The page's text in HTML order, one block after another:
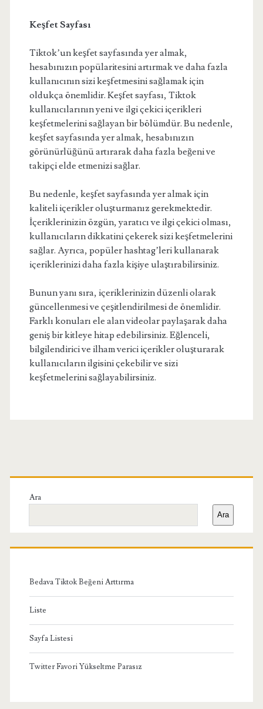
Keşfet Sayfası
Tiktok’un keşfet sayfasında yer almak,
hesabınızın popülaritesini artırmak ve daha fazla
kullanıcının sizi keşfetmesini sağlamak için
oldukça önemlidir. Keşfet sayfası, Tiktok
kullanıcılarının yeni ve ilgi çekici içerikleri
keşfetmelerini sağlayan bir bölümdür. Bu nedenle,
keşfet sayfasında yer almak, hesabınızın
görünürlüğünü artırarak daha fazla beğeni ve
takipçi elde etmenizi sağlar.
Bu nedenle, keşfet sayfasında yer almak için
kaliteli içerikler oluşturmanız gerekmektedir.
İçeriklerinizin özgün, yaratıcı ve ilgi çekici olması,
kullanıcıların dikkatini çekerek sizi keşfetmelerini
sağlar. Ayrıca, popüler hashtag’leri kullanarak
içeriklerinizi daha fazla kişiye ulaştırabilirsiniz.
Bunun yanı sıra, içeriklerinizin düzenli olarak
güncellenmesi ve çeşitlendirilmesi de önemlidir.
Farklı konuları ele alan videolar paylaşarak daha
geniş bir kitleye hitap edebilirsiniz. Eğlenceli,
bilgilendirici ve ilham verici içerikler oluşturarak
kullanıcıların ilgisini çekebilir ve sizi
keşfetmelerini sağlayabilirsiniz.
Birincil
Yan
Menü
Ara
Ara
Bedava Tiktok Beğeni Arttırma
Liste
Sayfa Listesi
Twitter Favori Yükseltme Parasız